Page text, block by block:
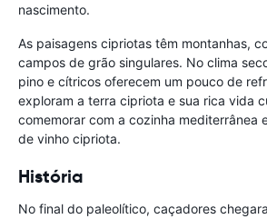
nascimento.
As paisagens cipriotas têm montanhas,
campos de grão singulares. No clima
pino e cítricos oferecem um pouco de
exploram a terra cipriota e sua rica vida
comemorar com a cozinha mediterrânea
de vinho cipriota.
História
No final do paleolítico, caçadores